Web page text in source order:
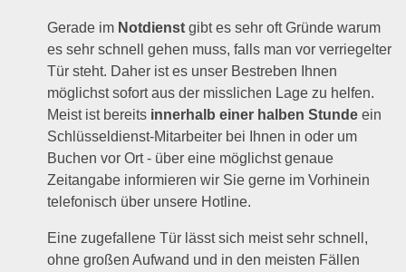
Gerade im Notdienst gibt es sehr oft Gründe warum
es sehr schnell gehen muss, falls man vor verriegelter
Tür steht. Daher ist es unser Bestreben Ihnen
möglichst sofort aus der misslichen Lage zu helfen.
Meist ist bereits innerhalb einer halben Stunde ein
Schlüsseldienst-Mitarbeiter bei Ihnen in oder um
Buchen vor Ort - über eine möglichst genaue
Zeitangabe informieren wir Sie gerne im Vorhinein
telefonisch über unsere Hotline.
Eine zugefallene Tür lässt sich meist sehr schnell,
ohne großen Aufwand und in den meisten Fällen